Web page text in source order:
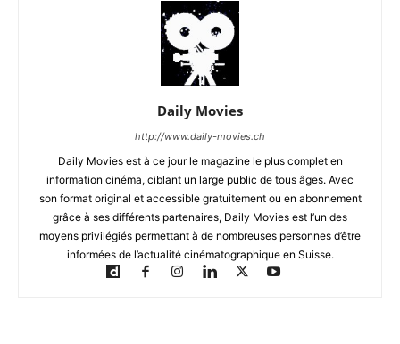
Daily Movies
http://www.daily-movies.ch
Daily Movies est à ce jour le magazine le plus complet en
information cinéma, ciblant un large public de tous âges. Avec
son format original et accessible gratuitement ou en abonnement
grâce à ses différents partenaires, Daily Movies est l’un des
moyens privilégiés permettant à de nombreuses personnes d’être
informées de l’actualité cinématographique en Suisse.